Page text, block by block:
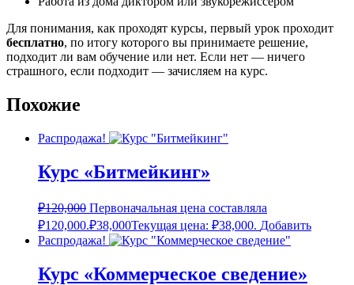
Для понимания, как проходят курсы, первый урок проходит
бесплатно, по итогу которого вы принимаете решение,
подходит ли вам обучение или нет. Если нет — ничего
страшного, если подходит — зачисляем на курс.
Похожие
Распродажа!
Курс «Битмейкинг»
₽120,000 Первоначальная цена составляла
₽120,000.₽38,000Текущая цена: ₽38,000. Добавить
Распродажа!
Курс «Коммерческое сведение»